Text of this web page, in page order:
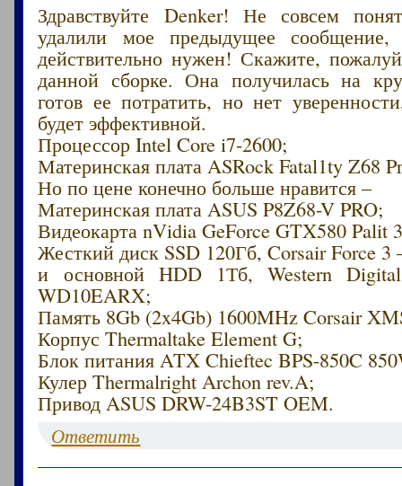
Здравствуйте Denker! Не совсем
удалили мое предыдущее
действительно нужен! Скажите,
данной сборке. Она получилась на
готов ее потратить, но нет
будет эффективной.
Процессор Intel Core i7-2600;
Материнская плата ASRock Fatal1ty Z68
Но по цене конечно больше нравится –
Материнская плата ASUS P8Z68-V PRO;
Видеокарта nVidia GeForce GTX580 Palit
Жесткий диск SSD 120Гб, Corsair Force 3
и основной HDD 1Тб, Western
WD10EARX;
Память 8Gb (2x4Gb) 1600MHz Corsair
Корпус Thermaltake Element G;
Блок питания ATX Chieftec BPS-850C
Кулер Thermalright Archon rev.A;
Привод ASUS DRW-24B3ST OEM.
Ответить